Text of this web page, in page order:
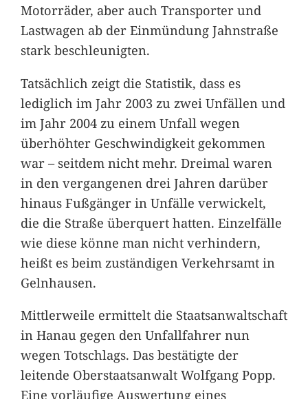
Motorräder, aber auch Transporter und
Lastwagen ab der Einmündung Jahnstraße
stark beschleunigten.
Tatsächlich zeigt die Statistik, dass es
lediglich im Jahr 2003 zu zwei Unfällen und
im Jahr 2004 zu einem Unfall wegen
überhöhter Geschwindigkeit gekommen
war – seitdem nicht mehr. Dreimal waren
in den vergangenen drei Jahren darüber
hinaus Fußgänger in Unfälle verwickelt,
die die Straße überquert hatten. Einzelfälle
wie diese könne man nicht verhindern,
heißt es beim zuständigen Verkehrsamt in
Gelnhausen.
Mittlerweile ermittelt die Staatsanwaltschaft
in Hanau gegen den Unfallfahrer nun
wegen Totschlags. Das bestätigte der
leitende Oberstaatsanwalt Wolfgang Popp.
Eine vorläufige Auswertung eines